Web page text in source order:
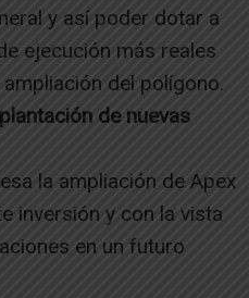
y así poder dotar a
ejecución más reales
del polígono.
de nuevas
la ampliación de Apex
inversión y con la vista
en un futuro